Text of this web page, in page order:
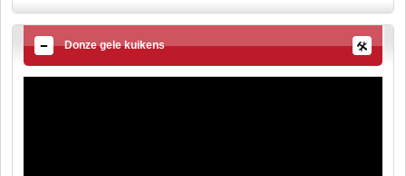
Donze gele kuikens